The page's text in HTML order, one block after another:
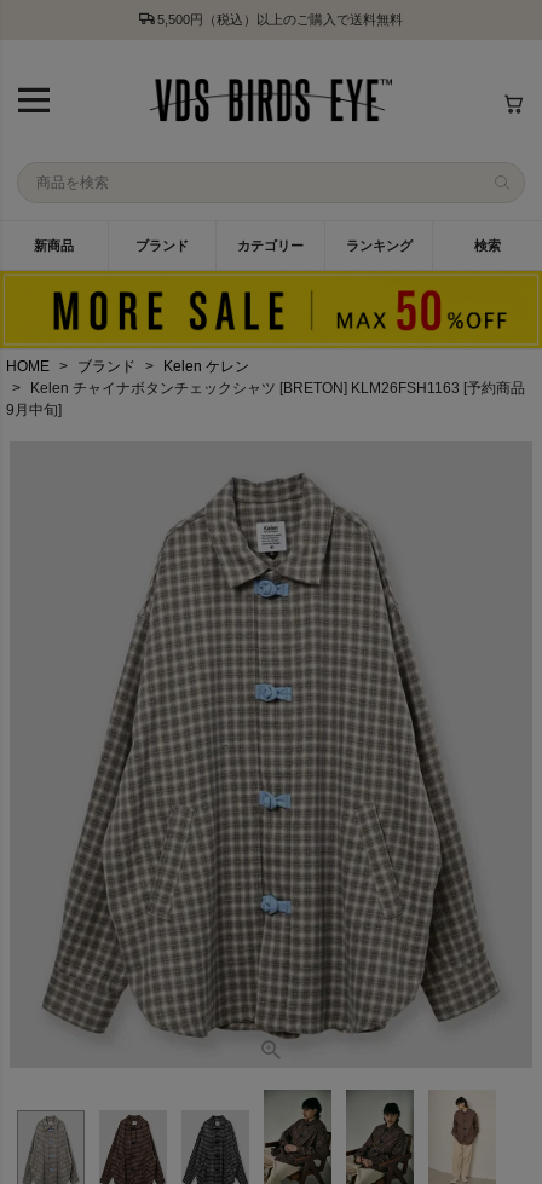
5,500円（税込）以上のご購入で送料無料
新商品 ブランド カテゴリー ランキング 検索
HOME ブランド
Kelen ケレン
Kelen チャイナボタンチェックシャツ [BRETON] KLM26FSH1163 [予約商品
9月中旬]